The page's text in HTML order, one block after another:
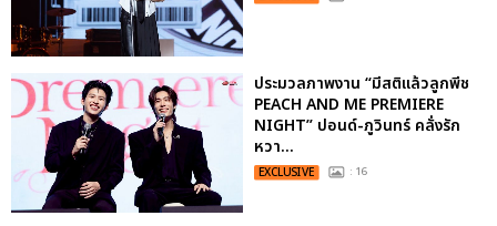
ประมวลภาพงาน “มีสติแล้วลูกพีช
PEACH AND ME PREMIERE
NIGHT” ปอนด์-ภูวินทร์ คลั่งรัก
หวา...
EXCLUSIVE : 16